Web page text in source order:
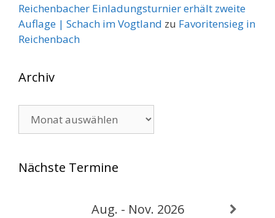
Reichenbacher Einladungsturnier erhält zweite
Auflage | Schach im Vogtland zu Favoritensieg in
Reichenbach
Archiv
Nächste Termine
Aug. - Nov. 2026